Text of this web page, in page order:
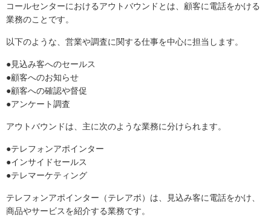
コールセンターにおけるアウトバウンドとは、顧客に電話をかける
業務のことです。
以下のような、営業や調査に関する仕事を中心に担当します。
●見込み客へのセールス
●顧客へのお知らせ
●顧客への確認や督促
●アンケート調査
アウトバウンドは、主に次のような業務に分けられます。
●テレフォンアポインター
●インサイドセールス
●テレマーケティング
テレフォンアポインター（テレアポ）は、見込み客に電話をかけ、
商品やサービスを紹介する業務です。